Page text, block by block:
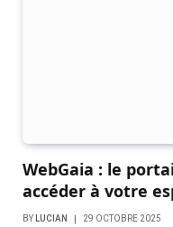
WebGaia : le
accéder à votre
BY LUCIAN 29 OCTOBRE 2025